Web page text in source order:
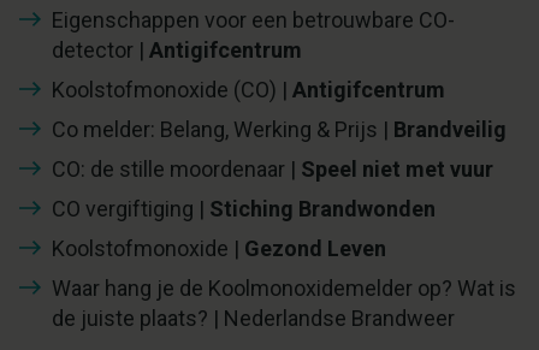
Eigenschappen voor een betrouwbare CO-
detector | Antigifcentrum
Koolstofmonoxide (CO) | Antigifcentrum
Co melder: Belang, Werking & Prijs | Brandveilig
CO: de stille moordenaar | Speel niet met vuur
CO vergiftiging | Stiching Brandwonden
Koolstofmonoxide | Gezond Leven
Waar hang je de Koolmonoxidemelder op? Wat is
de juiste plaats? | Nederlandse Brandweer